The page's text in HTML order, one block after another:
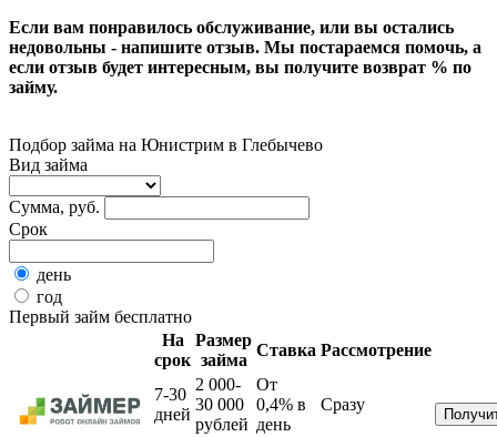
Если вам понравилось обслуживание, или вы остались
недовольны - напишите отзыв. Мы постараемся помочь, а
если отзыв будет интересным, вы получите возврат % по
займу.
Подбор займа на Юнистрим в Глебычево
Вид займа
Сумма, руб.
Срок
день
год
Первый займ бесплатно
На
срок
Размер
займа
Ставка Рассмотрение
7-30
дней
2 000-
30 000
рублей
От
0,4% в
день
Сразу